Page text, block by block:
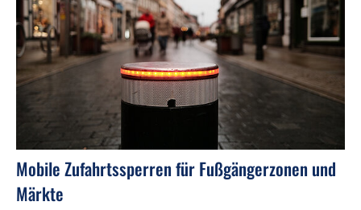
Mobile Zufahrtssperren für Fußgängerzonen und
Märkte